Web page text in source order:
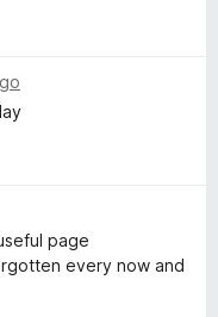
page
every now and